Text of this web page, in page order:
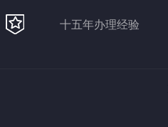
十五年办理经验